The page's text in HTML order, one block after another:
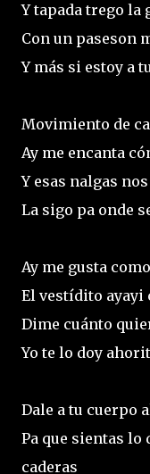
Y tapada trego la
Con un paseson
Y más si estoy a
Movimiento de
Ay me encanta
Y esas nalgas
La sigo pa onde
Ay me gusta
El vestídito ayayi
Dime cuánto
Yo te lo doy
Dale a tu cuerpo
Pa que sientas lo
caderas